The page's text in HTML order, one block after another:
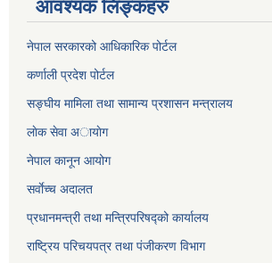
आवश्यक लिङ्कहरु
नेपाल सरकारको आधिकारिक पोर्टल
कर्णाली प्रदेश पोर्टल
सङ्घीय मामिला तथा सामान्य प्रशासन मन्त्रालय
लाेक सेवा अायाेग
नेपाल कानून आयोग
सर्वाेच्च अदालत
प्रधानमन्त्री तथा मन्त्रिपरिषद्को कार्यालय
राष्ट्रिय परिचयपत्र तथा पंजीकरण विभाग